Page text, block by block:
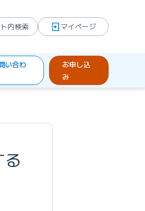
内検索 マイページ
い合わ
お申し込
み